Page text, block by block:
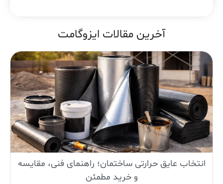
آخرین مقالات ایزوگامت
انتخاب عایق حرارتی ساختمان؛ راهنمای فنی، مقایسه
و خرید مطمئن